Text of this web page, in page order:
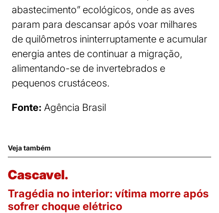
abastecimento” ecológicos, onde as aves
param para descansar após voar milhares
de quilômetros ininterruptamente e acumular
energia antes de continuar a migração,
alimentando-se de invertebrados e
pequenos crustáceos.
Fonte: Agência Brasil
Veja também
Cascavel.
Tragédia no interior: vítima morre após
sofrer choque elétrico